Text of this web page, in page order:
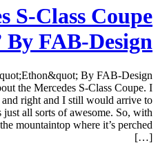
S-Class Coupe
By FAB-Design
By FAB-Design
the Mercedes S-Class Coupe. I
right and I still would arrive to
just all sorts of awesome. So, with
[…]